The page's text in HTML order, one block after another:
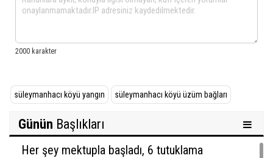
süleymanhacı köyü yangın süleymanhacı köyü üzüm bağları
Günün Başlıkları
Her şey mektupla başladı, 6 tutuklama